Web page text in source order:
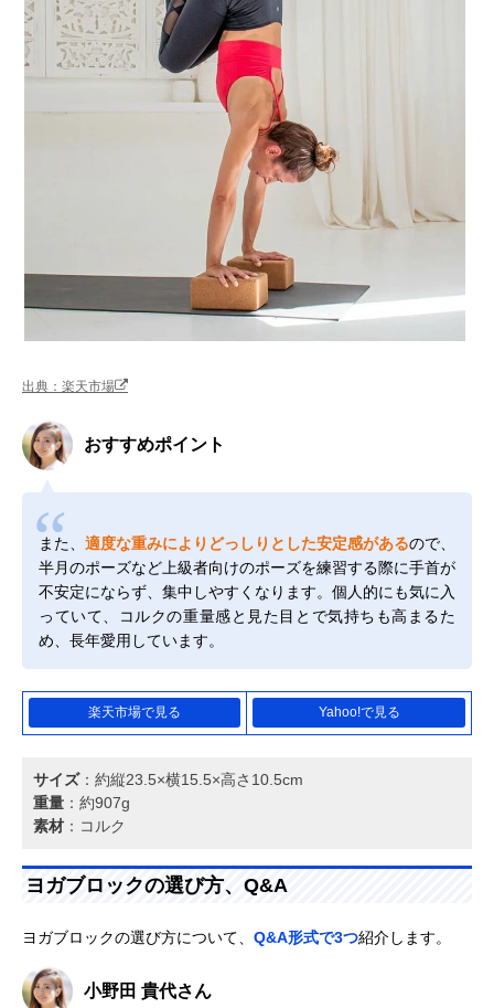
出典：楽天市場
おすすめポイント
また、 適度な重みによりどっしりとした安定感があるので、
半月のポーズなど上級者向けのポーズを練習する際に手首が
不安定にならず、集中しやすくなります。個人的にも気に入
っていて、コルクの重量感と見た目とで気持ちも高まるた
め、長年愛用しています。
楽天市場で見る Yahoo!で見る
サイズ：約縦23.5×横15.5×高さ10.5cm
重量 ：約907g
素材 ：コルク
ヨガブロックの選び方、Q&A
ヨガブロックの選び方について、 Q&A形式で3つ紹介します。
小野田 貴代さん